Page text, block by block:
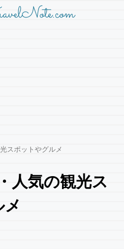
スポットやグルメ
人気の観光ス